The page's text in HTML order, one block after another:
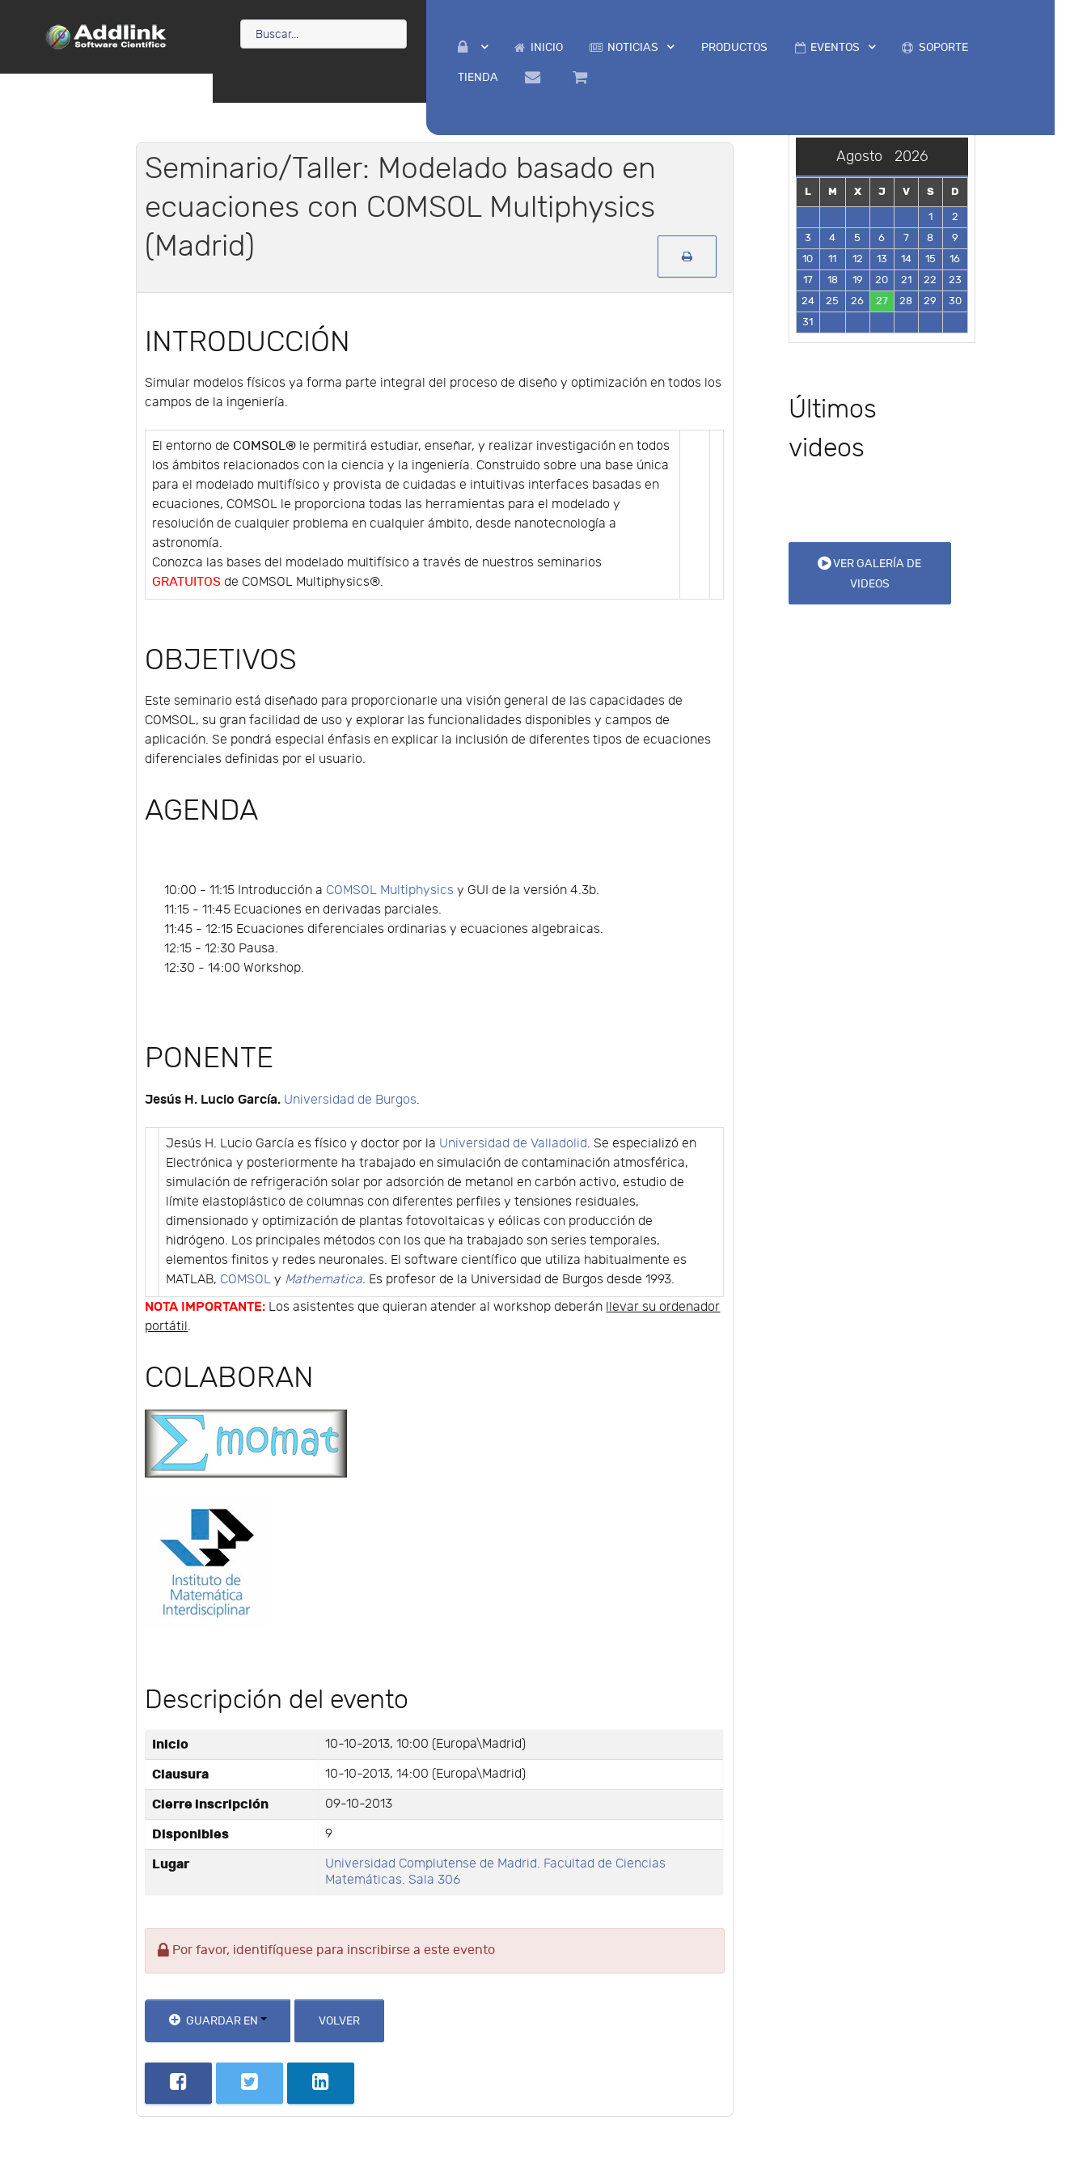
INICIO NOTICIAS PRODUCTOS EVENTOS SOPORTE
TIENDA
Seminario/Taller: Modelado basado en
ecuaciones con COMSOL Multiphysics
(Madrid)
INTRODUCCIÓN
Simular modelos físicos ya forma parte integral del proceso de diseño y optimización en todos los
campos de la ingeniería.
El entorno de COMSOL® le permitirá estudiar, enseñar, y realizar investigación en todos
los ámbitos relacionados con la ciencia y la ingeniería. Construido sobre una base única
para el modelado multifísico y provista de cuidadas e intuitivas interfaces basadas en
ecuaciones, COMSOL le proporciona todas las herramientas para el modelado y
resolución de cualquier problema en cualquier ámbito, desde nanotecnología a
astronomía.
Conozca las bases del modelado multifísico a través de nuestros seminarios
GRATUITOS de COMSOL Multiphysics®.
OBJETIVOS
Este seminario está diseñado para proporcionarle una visión general de las capacidades de
COMSOL, su gran facilidad de uso y explorar las funcionalidades disponibles y campos de
aplicación. Se pondrá especial énfasis en explicar la inclusión de diferentes tipos de ecuaciones
diferenciales definidas por el usuario.
AGENDA
10:00 - 11:15 Introducción a COMSOL Multiphysics y GUI de la versión 4.3b.
11:15 - 11:45 Ecuaciones en derivadas parciales.
11:45 - 12:15 Ecuaciones diferenciales ordinarias y ecuaciones algebraicas.
12:15 - 12:30 Pausa.
12:30 - 14:00 Workshop.
PONENTE
Jesús H. Lucio García. Universidad de Burgos.
Jesús H. Lucio García es físico y doctor por la Universidad de Valladolid. Se especializó en
Electrónica y posteriormente ha trabajado en simulación de contaminación atmosférica,
simulación de refrigeración solar por adsorción de metanol en carbón activo, estudio de
límite elastoplástico de columnas con diferentes perfiles y tensiones residuales,
dimensionado y optimización de plantas fotovoltaicas y eólicas con producción de
hidrógeno. Los principales métodos con los que ha trabajado son series temporales,
elementos finitos y redes neuronales. El software científico que utiliza habitualmente es
MATLAB, COMSOL y Mathematica. Es profesor de la Universidad de Burgos desde 1993.
NOTA IMPORTANTE: Los asistentes que quieran atender al workshop deberán llevar su ordenador
portátil.
COLABORAN
Descripción del evento
Inicio 10-10-2013, 10:00 (Europa\Madrid)
Clausura 10-10-2013, 14:00 (Europa\Madrid)
Cierre inscripción 09-10-2013
Disponibles 9
Lugar
Universidad Complutense de Madrid. Facultad de Ciencias
Matemáticas. Sala 306
Por favor, identifíquese para inscribirse a este evento
GUARDAR EN VOLVER
Agosto 2026
L M X J V S
D
1
2
3
4 5 6 7 8
9
10
11 12 13 14 15
16
17
18 19 20 21 22
23
24
25 26 27 28 29
30
31
Últimos
videos
VER GALERÍA DE
VIDEOS